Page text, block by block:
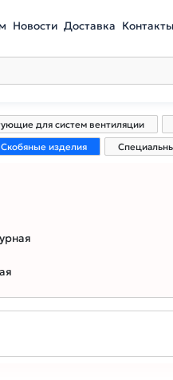
Новости Доставка Контакты
для систем вентиляции
Скобяные изделия